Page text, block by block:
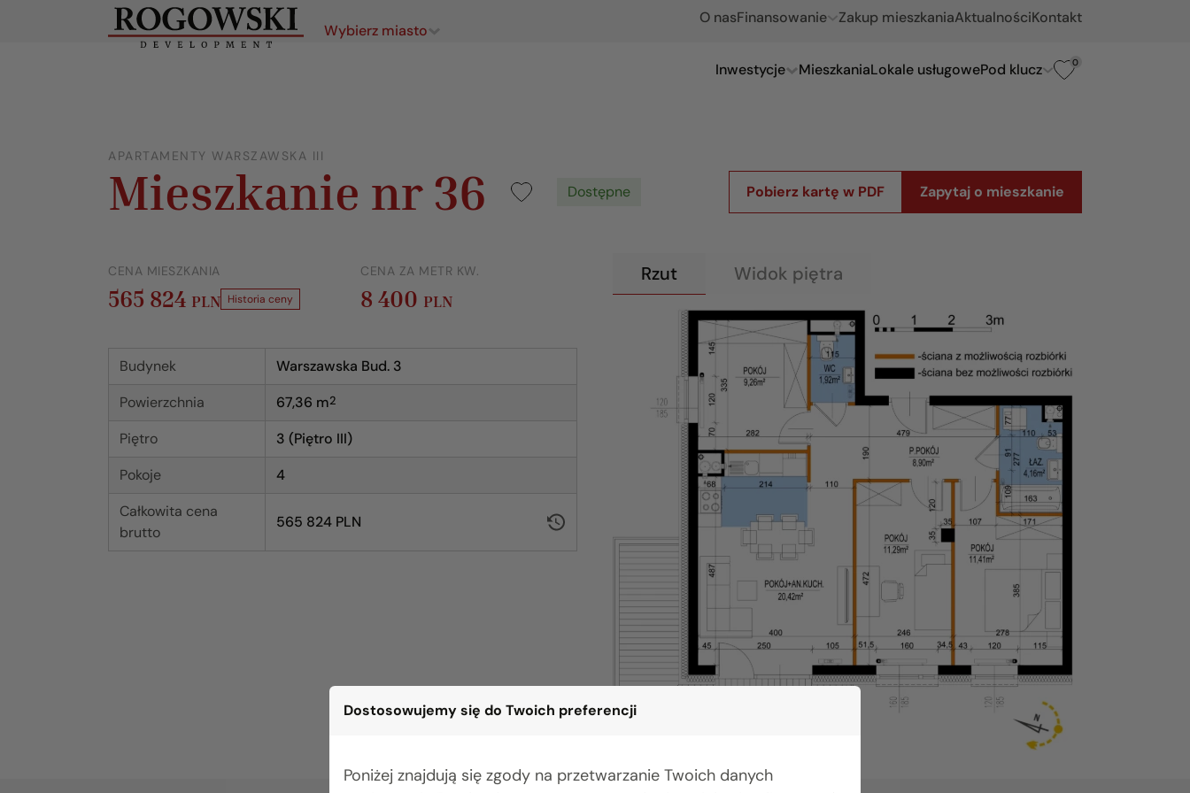
Dostosowujemy się do Twoich preferencji
Poniżej znajdują się zgody na przetwarzanie Twoich danych
O nasFinansowanie Zakup mieszkaniaAktualnościKontakt
Wybierz miasto
Inwestycje MieszkaniaLokale usługowePod klucz 0
APARTAMENTY WARSZAWSKA III
Mieszkanie nr 36 Dostępne Pobierz kartę w PDF Zapytaj o mieszkanie
CENA MIESZKANIA
565 824 PLN Historia ceny
CENA ZA METR KW.
8 400 PLN
Budynek
Warszawska Bud. 3
Powierzchnia
67,36 m2
Piętro
3 (Piętro III)
Pokoje
4
Całkowita cena
brutto
565 824 PLN
Rzut Widok piętra